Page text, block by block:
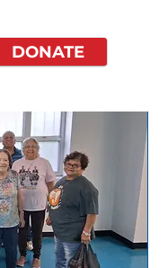
DONATE